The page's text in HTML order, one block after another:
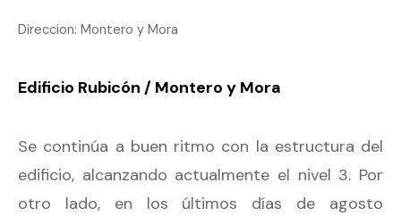
Direccion: Montero y Mora
Edificio Rubicón / Montero y Mora
Se continúa a buen ritmo con la estructura del
edificio, alcanzando actualmente el nivel 3. Por
otro lado, en los últimos días de agosto